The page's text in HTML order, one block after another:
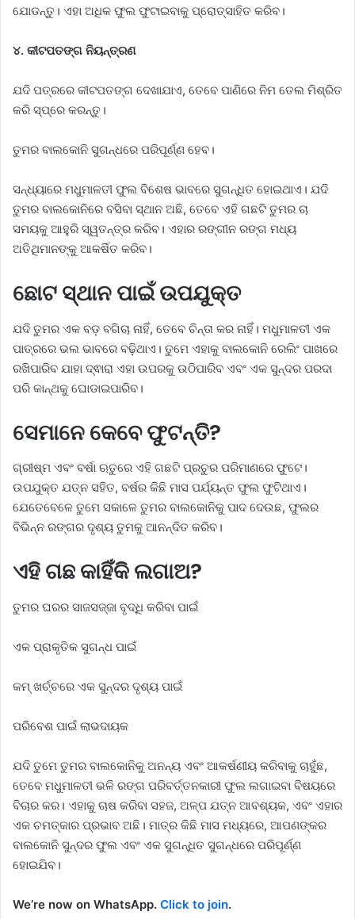
ଯୋଡନ୍ତୁ। ଏହା ଅଧିକ ଫୁଲ ଫୁଟାଇବାକୁ ପ୍ରୋତ୍ସାହିତ କରିବ।
୪. କୀଟପତଙ୍ଗ ନିୟନ୍ତ୍ରଣ
ଯଦି ପତ୍ରରେ କୀଟପତଙ୍ଗ ଦେଖାଯାଏ, ତେବେ ପାଣିରେ ନିମ ତେଲ ମିଶ୍ରିତ
କରି ସ୍ପ୍ରେ କରନ୍ତୁ।
ତୁମର ବାଲକୋନି ସୁଗନ୍ଧରେ ପରିପୂର୍ଣ୍ଣ ହେବ।
ସନ୍ଧ୍ୟାରେ ମଧୁମାଳତୀ ଫୁଲ ବିଶେଷ ଭାବରେ ସୁଗନ୍ଧିତ ହୋଇଥାଏ। ଯଦି
ତୁମର ବାଲକୋନିରେ ବସିବା ସ୍ଥାନ ଅଛି, ତେବେ ଏହି ଗଛଟି ତୁମର ଚା
ସମୟକୁ ଆହୁରି ସ୍ୱତନ୍ତ୍ର କରିବ। ଏହାର ରଙ୍ଗୀନ ରଙ୍ଗ ମଧ୍ୟ
ଅତିଥିମାନଙ୍କୁ ଆକର୍ଷିତ କରିବ।
ଛୋଟ ସ୍ଥାନ ପାଇଁ ଉପଯୁକ୍ତ
ଯଦି ତୁମର ଏକ ବଡ଼ ବଗିଚା ନାହିଁ, ତେବେ ଚିନ୍ତା କର ନାହିଁ। ମଧୁମାଳତୀ ଏକ
ପାତ୍ରରେ ଭଲ ଭାବରେ ବଢ଼ିଥାଏ। ତୁମେ ଏହାକୁ ବାଲକୋନି ରେଲିଂ ପାଖରେ
ରଖିପାରିବ ଯାହା ଦ୍ଵାରା ଏହା ଉପରକୁ ଉଠିପାରିବ ଏବଂ ଏକ ସୁନ୍ଦର ପରଦା
ପରି କାନ୍ଥକୁ ଘୋଡାଇପାରିବ।
ସେମାନେ କେବେ ଫୁଟନ୍ତି?
ଗ୍ରୀଷ୍ମ ଏବଂ ବର୍ଷା ଋତୁରେ ଏହି ଗଛଟି ପ୍ରଚୁର ପରିମାଣରେ ଫୁଟେ।
ଉପଯୁକ୍ତ ଯତ୍ନ ସହିତ, ବର୍ଷର କିଛି ମାସ ପର୍ଯ୍ୟନ୍ତ ଫୁଲ ଫୁଟିଥାଏ।
ଯେତେବେଳେ ତୁମେ ସକାଳେ ତୁମର ବାଲକୋନିକୁ ପାଦ ଦେଉଛ, ଫୁଲର
ବିଭିନ୍ନ ରଙ୍ଗର ଦୃଶ୍ୟ ତୁମକୁ ଆନନ୍ଦିତ କରିବ।
ଏହି ଗଛ କାହିଁକି ଲଗାଅ?
ତୁମର ଘରର ସାଜସଜ୍ଜା ବୃଦ୍ଧି କରିବା ପାଇଁ
ଏକ ପ୍ରାକୃତିକ ସୁଗନ୍ଧ ପାଇଁ
କମ୍ ଖର୍ଚ୍ଚରେ ଏକ ସୁନ୍ଦର ଦୃଶ୍ୟ ପାଇଁ
ପରିବେଶ ପାଇଁ ଲାଭଦାୟକ
ଯଦି ତୁମେ ତୁମର ବାଲକୋନିକୁ ଅନନ୍ୟ ଏବଂ ଆକର୍ଷଣୀୟ କରିବାକୁ ଚାହୁଁଛ,
ତେବେ ମଧୁମାଳତୀ ଭଳି ରଙ୍ଗ ପରିବର୍ତ୍ତନକାରୀ ଫୁଲ ଲଗାଇବା ବିଷୟରେ
ବିଚାର କର। ଏହାକୁ ଚାଷ କରିବା ସହଜ, ଅଳ୍ପ ଯତ୍ନ ଆବଶ୍ୟକ, ଏବଂ ଏହାର
ଏକ ଚମତ୍କାର ପ୍ରଭାବ ଅଛି। ମାତ୍ର କିଛି ମାସ ମଧ୍ୟରେ, ଆପଣଙ୍କର
ବାଲକୋନି ସୁନ୍ଦର ଫୁଲ ଏବଂ ଏକ ସୁଗନ୍ଧିତ ସୁଗନ୍ଧରେ ପରିପୂର୍ଣ୍ଣ
ହୋଇଯିବ।
We’re now on WhatsApp. Click to join.